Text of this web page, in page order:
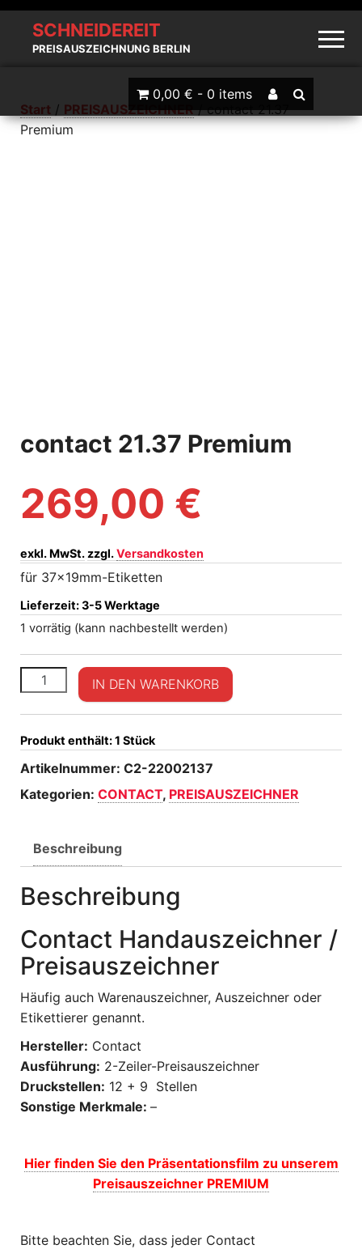
SCHNEIDEREIT
PREISAUSZEICHNUNG BERLIN
0,00 € - 0 items
Start / PREISAUSZEICHNER/ contact 21.37
Premium
contact 21.37 Premium
269,00 €
exkl. MwSt. zzgl.Versandkosten
für 37x19mm-Etiketten
Lieferzeit:3-5 Werktage
1 vorrätig (kann nachbestellt werden)
contact 21.37 Premium Menge
IN DEN WARENKORB
Produkt enthält: 1 Stück
Artikelnummer: C2-22002137
Kategorien: CONTACT, PREISAUSZEICHNER
Beschreibung
Beschreibung
Contact Handauszeichner /
Preisauszeichner
Häufig auch Warenauszeichner, Auszeichner oder
Etikettierer genannt.
Hersteller: Contact
Ausführung: 2-Zeiler-Preisauszeichner
Druckstellen: 12 + 9 Stellen
Sonstige Merkmale: –
Hier finden Sie den Präsentationsfilm zu unserem
Preisauszeichner PREMIUM
Bitte beachten Sie, dass jeder Contact